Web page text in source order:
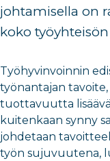
johtamisella on
koko työyhteisön
Työhyvinvoinnin
työnantajan
tuottavuutta
kuitenkaan synny
johdetaan
työn sujuvuutena,